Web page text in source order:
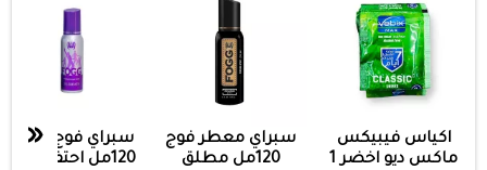
اكياس فيبيكس
ماكس ديو اخضر 1
سبراي معطر فوج
120مل مطلق
سبراي فوج اسبري
120مل احتفل رجالي
«